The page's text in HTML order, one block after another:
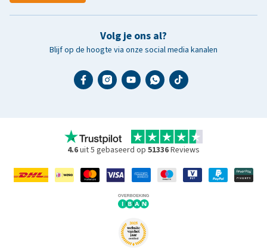
Volg je ons al?
Blijf op de hoogte via onze social media kanalen
4.6uit 5 gebaseerd op 51336Reviews